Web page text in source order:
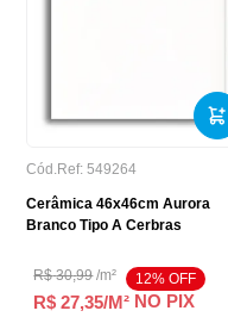
Cód.Ref: 549264
Cerâmica 46x46cm Aurora
Branco Tipo A Cerbras
R$ 30,99/m² 12% OFF
R$ 27,35/M² NO PIX